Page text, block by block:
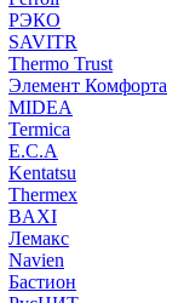
РЭКО
SAVITR
Thermo Trust
Элемент Комфорта
MIDEA
Termica
E.C.A
Kentatsu
Thermex
BAXI
Лемакс
Navien
Бастион